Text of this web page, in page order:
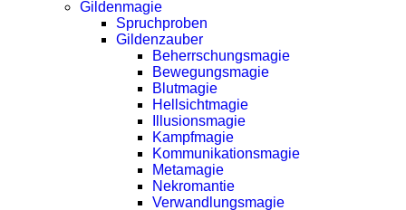
Gildenmagie
Spruchproben
Gildenzauber
Beherrschungsmagie
Bewegungsmagie
Blutmagie
Hellsichtmagie
Illusionsmagie
Kampfmagie
Kommunikationsmagie
Metamagie
Nekromantie
Verwandlungsmagie